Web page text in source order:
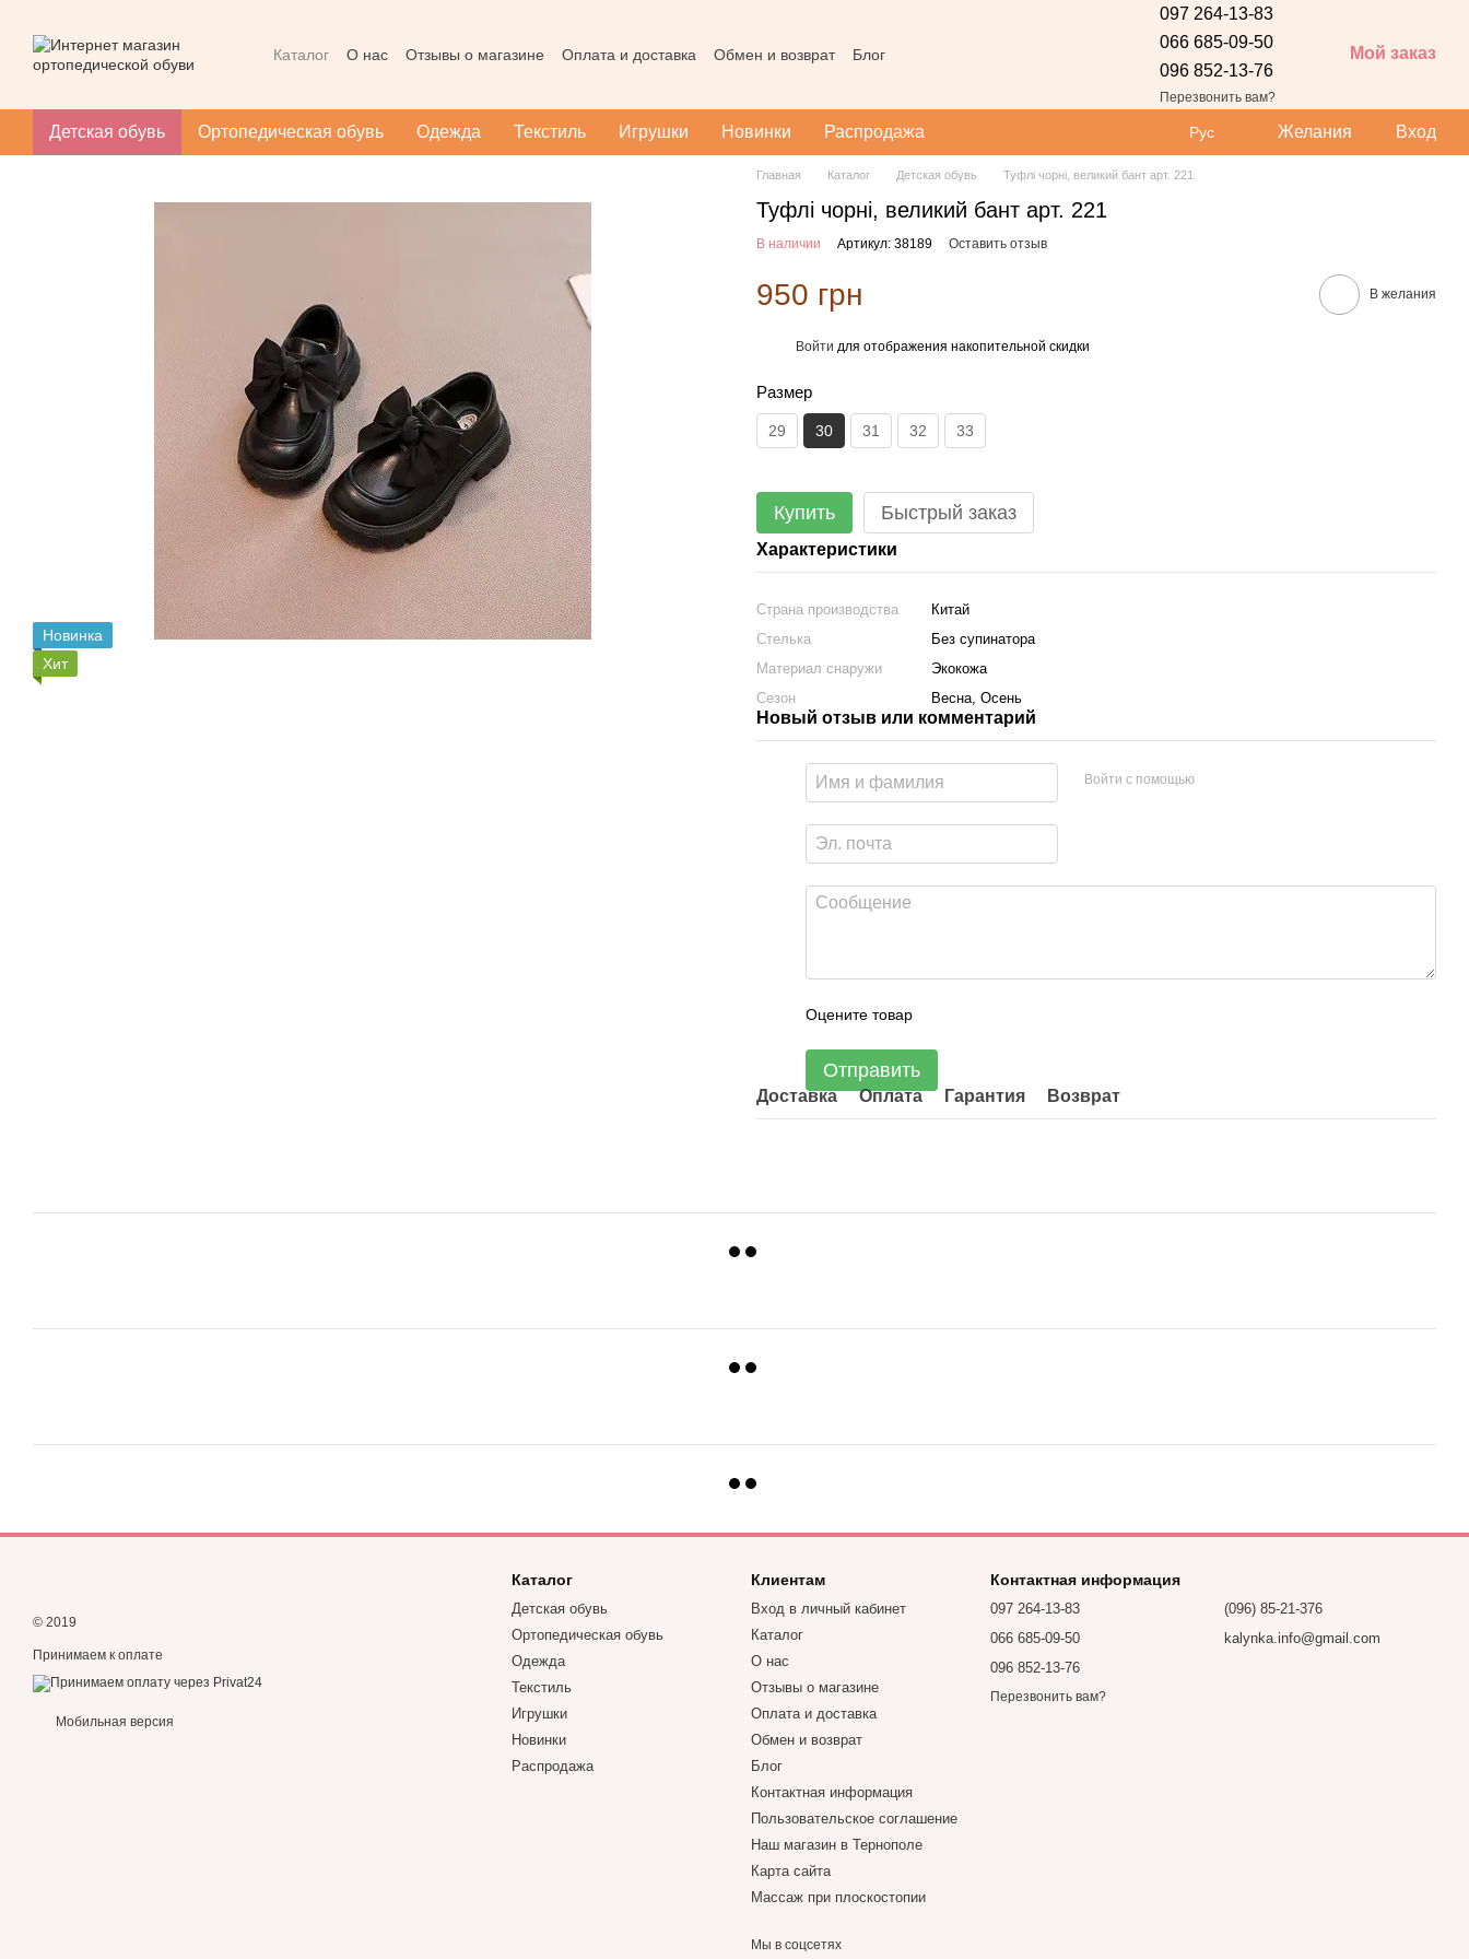
Каталог О нас Отзывы о магазине Оплата и доставка Обмен и возврат
Блог
097 264-13-83
066 685-09-50
096 852-13-76
Перезвонить вам?
Мой заказ
Детская обувь Ортопедическая обувь Одежда Текстиль Игрушки Новинки Распродажа Рус Желания Вход
Новинка
Хит
Главная Каталог Детская обувь Туфлі чорні, великий бант арт. 221
Туфлі чорні, великий бант арт. 221
В наличии Артикул: 38189 Оставить отзыв
950 грн В желания
Войти для отображения накопительной скидки
Размер
29 30 31 32 33
Купить Быстрый заказ
Характеристики
Страна производства
Китай
Стелька
Без супинатора
Материал снаружи
Экокожа
Сезон
Весна, Осень
Новый отзыв или комментарий
Войти с помощью
Оцените товар
Отправить
Доставка Оплата Гарантия Возврат
© 2019
Принимаем к оплате
Мобильная версия
Каталог
Детская обувь
Ортопедическая обувь
Одежда
Текстиль
Игрушки
Новинки
Распродажа
Клиентам
Вход в личный кабинет
Каталог
О нас
Отзывы о магазине
Оплата и доставка
Обмен и возврат
Блог
Контактная информация
Пользовательское соглашение
Наш магазин в Тернополе
Карта сайта
Массаж при плоскостопии
Мы в соцсетях
Контактная информация
097 264-13-83
066 685-09-50
096 852-13-76
Перезвонить вам?
(096) 85-21-376
kalynka.info@gmail.com